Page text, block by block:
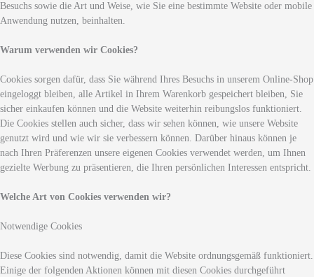
Besuchs sowie die Art und Weise, wie Sie eine bestimmte Website oder mobile
Anwendung nutzen, beinhalten.
Warum verwenden wir Cookies?
Cookies sorgen dafür, dass Sie während Ihres Besuchs in unserem Online-Shop
eingeloggt bleiben, alle Artikel in Ihrem Warenkorb gespeichert bleiben, Sie
sicher einkaufen können und die Website weiterhin reibungslos funktioniert.
Die Cookies stellen auch sicher, dass wir sehen können, wie unsere Website
genutzt wird und wie wir sie verbessern können. Darüber hinaus können je
nach Ihren Präferenzen unsere eigenen Cookies verwendet werden, um Ihnen
gezielte Werbung zu präsentieren, die Ihren persönlichen Interessen entspricht.
Welche Art von Cookies verwenden wir?
Notwendige Cookies
Diese Cookies sind notwendig, damit die Website ordnungsgemäß funktioniert.
Einige der folgenden Aktionen können mit diesen Cookies durchgeführt